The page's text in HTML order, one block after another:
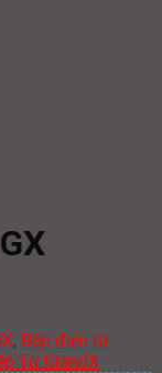
, Bếp điện từ
Từ GrandX